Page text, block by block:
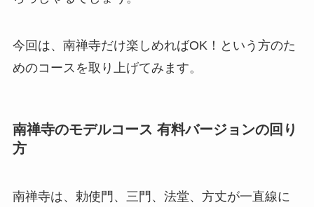
今回は、南禅寺だけ楽しめればOK！という方のた
めのコースを取り上げてみます。
南禅寺のモデルコース 有料バージョンの回り
方
南禅寺は、勅使門、三門、法堂、方丈が一直線に